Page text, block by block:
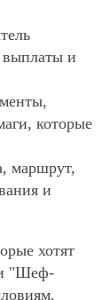
выплаты и
которые
маршрут,
и
хотят
"Шеф-